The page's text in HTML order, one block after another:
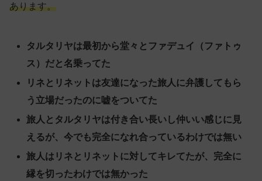
あります。
タルタリヤは最初から堂々とファデュイ（ファトゥ
ス）だと名乗ってた
リネとリネットは友達になった旅人に弁護してもら
う立場だったのに嘘をついてた
旅人とタルタリヤは付き合い長いし仲いい感じに見
えるが、今でも完全になれ合っているわけでは無い
旅人はリネとリネットに対してキレてたが、完全に
縁を切ったわけでは無かった